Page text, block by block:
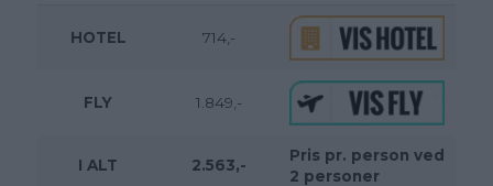
HOTEL 714,-
FLY 1.849,-
I ALT 2.563,-
Pris pr. person ved
2 personer